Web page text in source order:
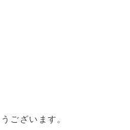
ございます。